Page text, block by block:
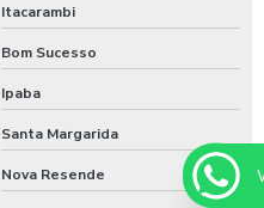
Itacarambi
Bom Sucesso
Ipaba
Santa Margarida
Nova Resende